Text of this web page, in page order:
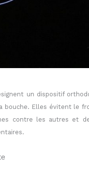
un dispositif
bouche. Elles évitent le
contre les autres et